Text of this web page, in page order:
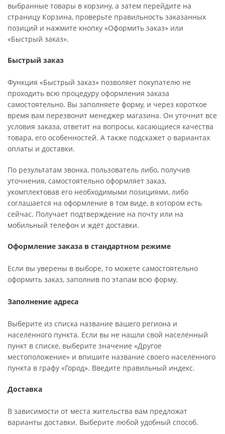
выбранные товары в корзину, а затем перейдите на
страницу Корзина, проверьте правильность заказанных
позиций и нажмите кнопку «Оформить заказ» или
«Быстрый заказ».
Быстрый заказ
Функция «Быстрый заказ» позволяет покупателю не
проходить всю процедуру оформления заказа
самостоятельно. Вы заполняете форму, и через короткое
время вам перезвонит менеджер магазина. Он уточнит все
условия заказа, ответит на вопросы, касающиеся качества
товара, его особенностей. А также подскажет о вариантах
оплаты и доставки.
По результатам звонка, пользователь либо, получив
уточнения, самостоятельно оформляет заказ,
укомплектовав его необходимыми позициями, либо
соглашается на оформление в том виде, в котором есть
сейчас. Получает подтверждение на почту или на
мобильный телефон и ждёт доставки.
Оформление заказа в стандартном режиме
Если вы уверены в выборе, то можете самостоятельно
оформить заказ, заполнив по этапам всю форму.
Заполнение адреса
Выберите из списка название вашего региона и
населённого пункта. Если вы не нашли свой населённый
пункт в списке, выберите значение «Другое
местоположение» и впишите название своего населённого
пункта в графу «Город». Введите правильный индекс.
Доставка
В зависимости от места жительства вам предложат
варианты доставки. Выберите любой удобный способ.